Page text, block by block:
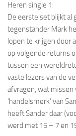
Heren single 1:
De eerste set blijkt al
tegenstander Mark
lopen te krijgen door
op volgende returns
tussen een
vaste lezers van de
afvragen, wat
‘handelsmerk’ van
heeft Sander daar
werd met 15 – 7 en